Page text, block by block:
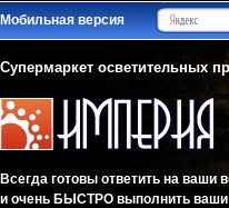
Мобильная версия
Супермаркет осветительных
Всегда готовы ответить на ваши
и очень БЫСТРО выполнить ваши